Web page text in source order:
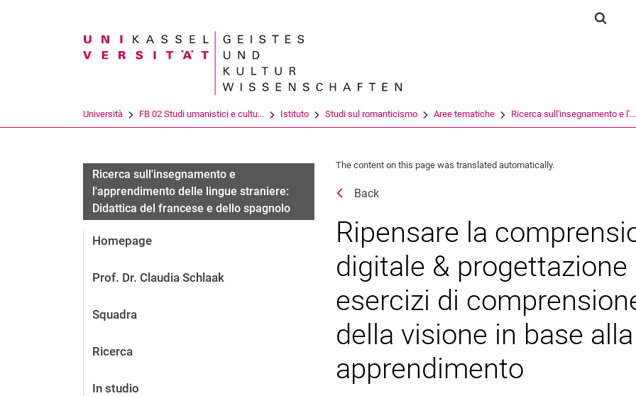
Jump directly to: content
Jump directly to: search
Jump directly to: main
Search term
Università FB 02 Studi umanistici e cultu... Istituto Studi sul romanticismo Aree tematiche Ricerca sull'insegnamento e l'...
Ricerca sull'insegnamento e
l'apprendimento delle lingue straniere:
Didattica del francese e dello spagnolo
Homepage
Prof. Dr. Claudia Schlaak
Squadra
Ricerca
In studio
The content on this page was translated automatically.
Back
Ripensare la
digitale &
esercizi di
della visione in base
apprendimento